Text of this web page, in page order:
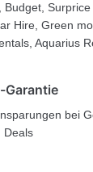
Budget, Surprice
Hire, Green
Aquarius
Garantie
bei
Deals